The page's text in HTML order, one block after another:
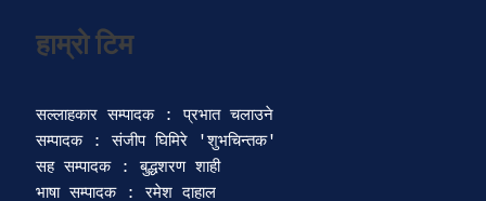
हाम्रो टिम
सल्लाहकार सम्पादक : प्रभात चलाउने
सम्पादक : संजीप घिमिरे 'शुभचिन्तक'
सह सम्पादक : बुद्धशरण शाही
भाषा सम्पादक : रमेश दाहाल